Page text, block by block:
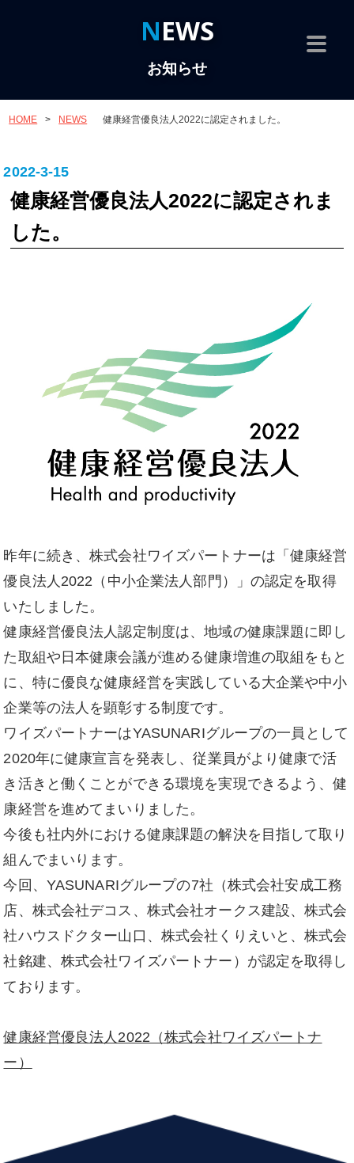
NEWS
お知らせ
HOME > NEWS 健康経営優良法人2022に認定されました。
2022-3-15
健康経営優良法人2022に認定されま
した。
昨年に続き、株式会社ワイズパートナーは「健康経営
優良法人2022（中小企業法人部門）」の認定を取得
いたしました。
健康経営優良法人認定制度は、地域の健康課題に即し
た取組や日本健康会議が進める健康増進の取組をもと
に、特に優良な健康経営を実践している大企業や中小
企業等の法人を顕彰する制度です。
ワイズパートナーはYASUNARIグループの一員として
2020年に健康宣言を発表し、従業員がより健康で活
き活きと働くことができる環境を実現できるよう、健
康経営を進めてまいりました。
今後も社内外における健康課題の解決を目指して取り
組んでまいります。
今回、YASUNARIグループの7社（株式会社安成工務
店、株式会社デコス、株式会社オークス建設、株式会
社ハウスドクター山口、株式会社くりえいと、株式会
社銘建、株式会社ワイズパートナー）が認定を取得し
ております。
健康経営優良法人2022（株式会社ワイズパートナ
ー）